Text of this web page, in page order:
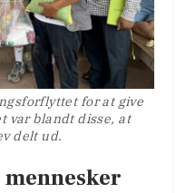
for at give
var blandt disse, at
delt ud.